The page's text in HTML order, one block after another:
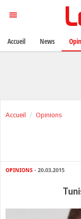
Accueil Opinions
OPINIONS - 20.03.2015
Accueil News